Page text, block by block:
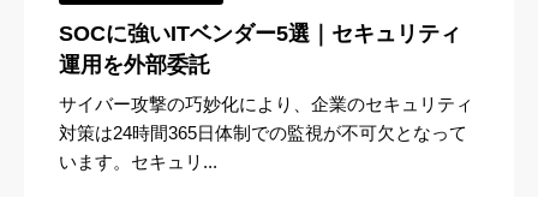
SOCに強いITベンダー5選｜セキュリティ
運用を外部委託
サイバー攻撃の巧妙化により、企業のセキュリティ
対策は24時間365日体制での監視が不可欠となって
います。セキュリ...